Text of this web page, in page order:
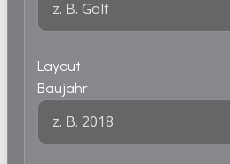
Layout
Baujahr